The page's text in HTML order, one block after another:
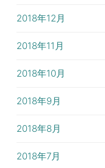
2018年12月
2018年11月
2018年10月
2018年9月
2018年8月
2018年7月